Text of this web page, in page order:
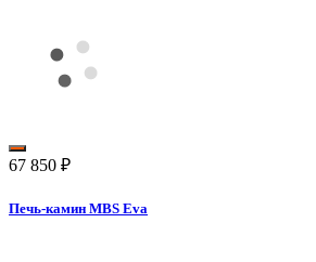
67 850 ₽
Печь-камин MBS Eva